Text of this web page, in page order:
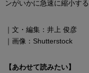
ンがいかに急速に縮小す
｜文・編集：井上 俊彦
｜画像：Shutterstock
【あわせて読みたい】